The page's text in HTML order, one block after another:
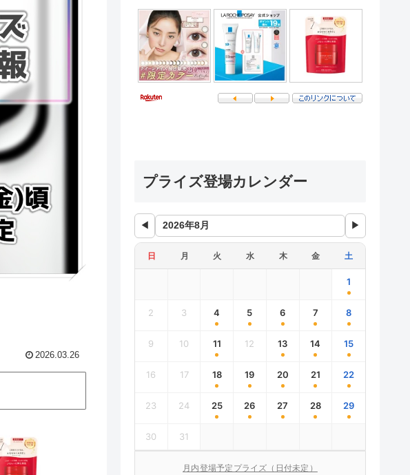
2026.03.26
プライズ登場カレンダー
◀ ▶
日 月 火 水 木 金 土
1
2 3 4 5 6 7 8
9 10 11 12 13 14 15
16 17 18 19 20 21 22
23 24 25 26 27 28 29
30 31
月内登場予定プライズ（日付未定）